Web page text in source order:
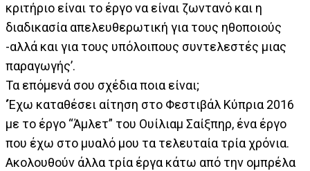
κριτήριο είναι το έργο να είναι ζωντανό και η
διαδικασία απελευθερωτική για τους ηθοποιούς
-αλλά και για τους υπόλοιπους συντελεστές μιας
παραγωγής’.
Τα επόμενά σου σχέδια ποια είναι;
‘Έχω καταθέσει αίτηση στο Φεστιβάλ Κύπρια 2016
με το έργο “Άμλετ” του Ουίλιαμ Σαίξπηρ, ένα έργο
που έχω στο μυαλό μου τα τελευταία τρία χρόνια.
Ακολουθούν άλλα τρία έργα κάτω από την ομπρέλα